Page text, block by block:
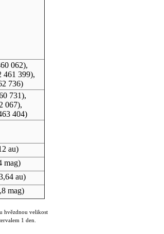
062),
461 399),
736)
731),
067),
404)
au)
mag)
au)
mag)
hvězdnou velikost
1 den.